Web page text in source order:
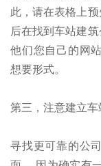
此，请在表格上
后在找到车站建
他们您自己的网
想要形式。
第三，注意建立
寻找更可靠的公